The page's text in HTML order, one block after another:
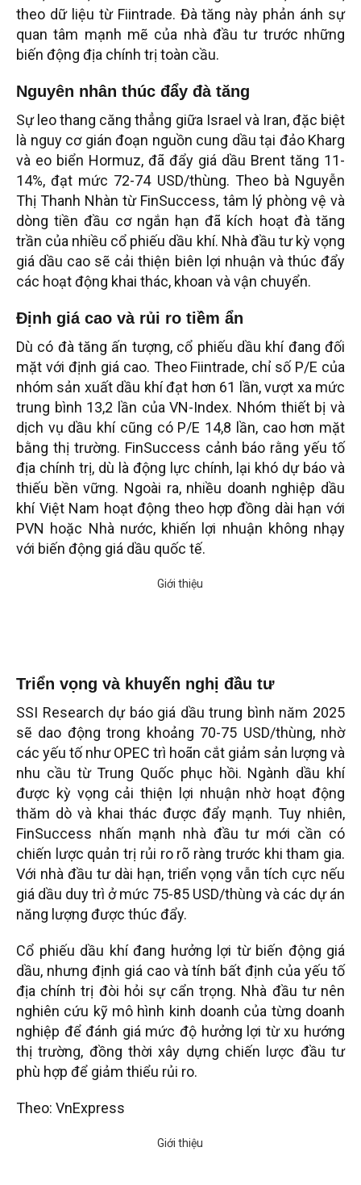
theo dữ liệu từ Fiintrade. Đà tăng này phản ánh sự
quan tâm mạnh mẽ của nhà đầu tư trước những
biến động địa chính trị toàn cầu.
Nguyên nhân thúc đẩy đà tăng
Sự leo thang căng thẳng giữa Israel và Iran, đặc biệt
là nguy cơ gián đoạn nguồn cung dầu tại đảo Kharg
và eo biển Hormuz, đã đẩy giá dầu Brent tăng 11-
14%, đạt mức 72-74 USD/thùng. Theo bà Nguyễn
Thị Thanh Nhàn từ FinSuccess, tâm lý phòng vệ và
dòng tiền đầu cơ ngắn hạn đã kích hoạt đà tăng
trần của nhiều cổ phiếu dầu khí. Nhà đầu tư kỳ vọng
giá dầu cao sẽ cải thiện biên lợi nhuận và thúc đẩy
các hoạt động khai thác, khoan và vận chuyển.
Định giá cao và rủi ro tiềm ẩn
Dù có đà tăng ấn tượng, cổ phiếu dầu khí đang đối
mặt với định giá cao. Theo Fiintrade, chỉ số P/E của
nhóm sản xuất dầu khí đạt hơn 61 lần, vượt xa mức
trung bình 13,2 lần của VN-Index. Nhóm thiết bị và
dịch vụ dầu khí cũng có P/E 14,8 lần, cao hơn mặt
bằng thị trường. FinSuccess cảnh báo rằng yếu tố
địa chính trị, dù là động lực chính, lại khó dự báo và
thiếu bền vững. Ngoài ra, nhiều doanh nghiệp dầu
khí Việt Nam hoạt động theo hợp đồng dài hạn với
PVN hoặc Nhà nước, khiến lợi nhuận không nhạy
với biến động giá dầu quốc tế.
Triển vọng và khuyến nghị đầu tư
SSI Research dự báo giá dầu trung bình năm 2025
sẽ dao động trong khoảng 70-75 USD/thùng, nhờ
các yếu tố như OPEC trì hoãn cắt giảm sản lượng và
nhu cầu từ Trung Quốc phục hồi. Ngành dầu khí
được kỳ vọng cải thiện lợi nhuận nhờ hoạt động
thăm dò và khai thác được đẩy mạnh. Tuy nhiên,
FinSuccess nhấn mạnh nhà đầu tư mới cần có
chiến lược quản trị rủi ro rõ ràng trước khi tham gia.
Với nhà đầu tư dài hạn, triển vọng vẫn tích cực nếu
giá dầu duy trì ở mức 75-85 USD/thùng và các dự án
năng lượng được thúc đẩy.
Cổ phiếu dầu khí đang hưởng lợi từ biến động giá
dầu, nhưng định giá cao và tính bất định của yếu tố
địa chính trị đòi hỏi sự cẩn trọng. Nhà đầu tư nên
nghiên cứu kỹ mô hình kinh doanh của từng doanh
nghiệp để đánh giá mức độ hưởng lợi từ xu hướng
thị trường, đồng thời xây dựng chiến lược đầu tư
phù hợp để giảm thiểu rủi ro.
Theo: VnExpress